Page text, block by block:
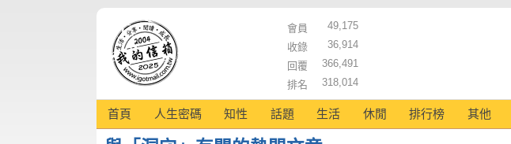
會員
49,175
收錄
36,914
回覆
366,491
排名
318,014
首頁 人生密碼 知性 話題 生活 休閒 排行榜 其他